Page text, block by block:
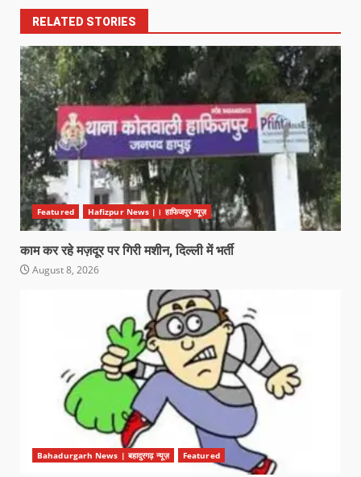
RELATED STORIES
Featured Hafizpur News |। हाफिजपुर न्यूज़
काम कर रहे मज़दूर पर गिरी मशीन, दिल्ली में भर्ती
August 8, 2026
Bahadurgarh News | बहादुरगढ़ न्यूज़ Featured